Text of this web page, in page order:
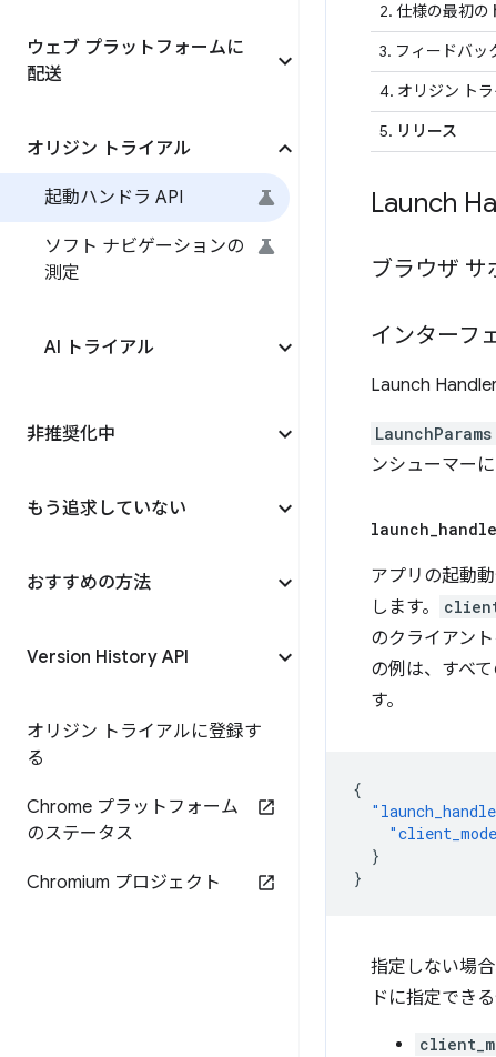
ウェブ プラットフォームに
配送
オリジン トライアル
起動ハンドラ API
ソフト ナビゲーションの
測定
AI トライアル
非推奨化中
もう追求していない
おすすめの方法
Version History API
オリジン トライアルに登録す
る
Chrome プラットフォーム
のステータス
Chromium プロジェクト
2. 仕様の最初の
3. フィードバッ
4. オリジン トラ
5. リリース
Launch
ブラウザ サ
インターフ
Launch
LaunchParams
ンシューマー
launch_
アプリの起動
します。
のクライアン
の例は、すべ
す。
{
}
}
指定しない場合
ドに指定でき